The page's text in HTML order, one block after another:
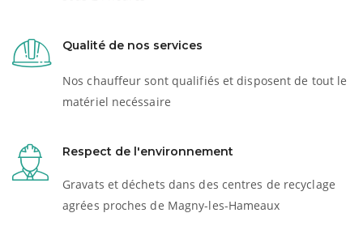
Qualité de nos services
Nos chauffeur sont qualifiés et disposent de tout le
matériel necéssaire
Respect de l'environnement
Gravats et déchets dans des centres de recyclage
agrées proches de Magny-les-Hameaux